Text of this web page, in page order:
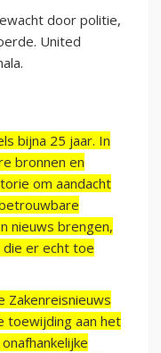
door politie,
United
bijna 25 jaar. In
bronnen en
om aandacht
nieuws brengen,
er echt toe
Zakenreisnieuws
toewijding aan het